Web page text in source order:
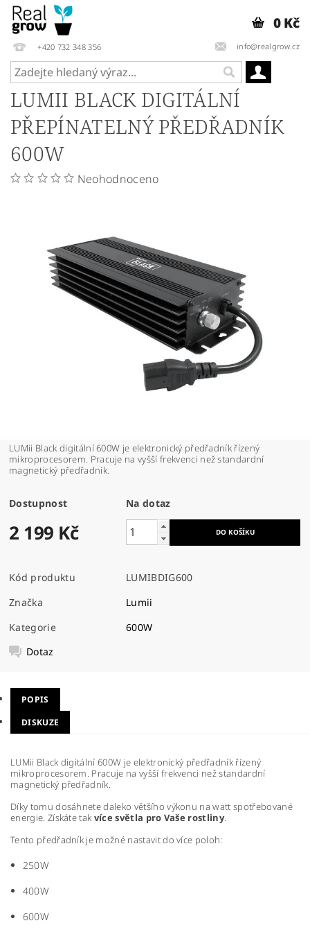
+420 732 348 356 info@realgrow.cz
0 Kč
LUMII BLACK DIGITÁLNÍ
PŘEPÍNATELNÝ PŘEDŘADNÍK
600W
Neohodnoceno
LUMii Black digitální 600W je elektronický předřadník řízený
mikroprocesorem. Pracuje na vyšší frekvenci než standardní
magnetický předřadník.
Dostupnost Na dotaz
2 199 Kč
Kód produktu
LUMIBDIG600
Značka
Lumii
Kategorie
600W
Dotaz
POPIS
DISKUZE
LUMii Black digitální 600W je elektronický předřadník řízený
mikroprocesorem. Pracuje na vyšší frekvenci než standardní
magnetický předřadník.
Díky tomu dosáhnete daleko většího výkonu na watt spotřebované
energie. Získáte tak více světla pro Vaše rostliny.
Tento předřadník je možné nastavit do více poloh:
250W
400W
600W